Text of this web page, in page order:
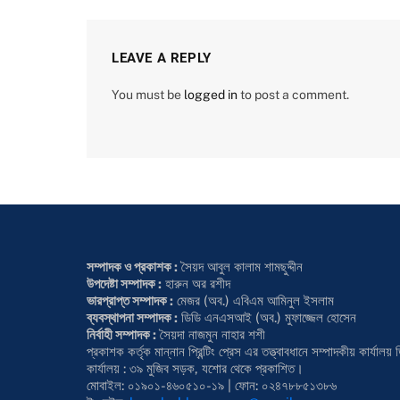
LEAVE A REPLY
You must be logged into post a comment.
সম্পাদক ও প্রকাশক :সৈয়দ আবুল কালাম শামছুদ্দীন
উপদেষ্টা সম্পাদক : হারুন অর রশীদ
ভারপ্রাপ্ত সম্পাদক : মেজর (অব.) এবিএম আমিনুল ইসলাম
ব্যবস্থাপনা সম্পাদক : ডিডি এনএসআই (অব.) মুফাজ্জেল হোসেন
নির্বাহী সম্পাদক :সৈয়দা নাজমুন নাহার শশী
প্রকাশক কর্তৃক মান্নান প্রিন্টিং প্রেস এর তত্ত্বাবধানে সম্পাদকীয়
কার্যালয় : ৩৯ মুজিব সড়ক, যশোর থেকে প্রকাশিত।
মোবাইল: ০১৯০১-৪৬০৫১০-১৯ | ফোন: ০২৪৭৮৮৫১৩৮৬